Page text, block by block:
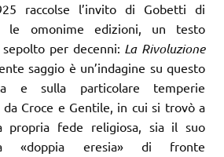
raccolse l’invito di Gobetti di
le omonime edizioni, un testo
per decenni: La Rivoluzione
saggio è un’indagine su questo
e sulla particolare temperie
Croce e Gentile, in cui si trovò a
propria fede religiosa, sia il suo
«doppia eresia» di fronte